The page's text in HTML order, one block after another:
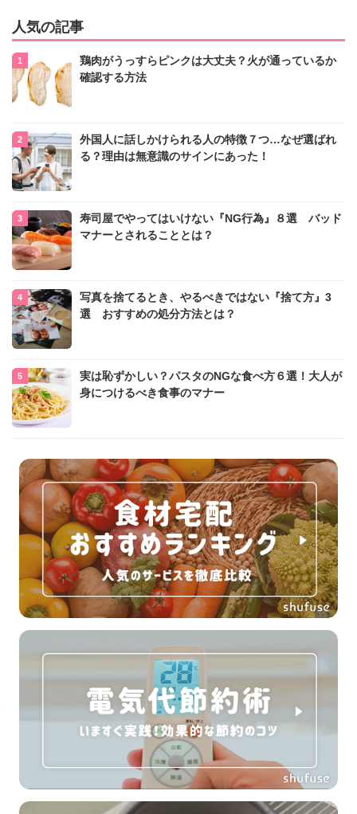
人気の記事
鶏肉がうっすらピンクは大丈夫？火が通っているか
確認する方法
外国人に話しかけられる人の特徴７つ…なぜ選ばれ
る？理由は無意識のサインにあった！
寿司屋でやってはいけない『NG行為』８選 バッド
マナーとされることとは？
写真を捨てるとき、やるべきではない『捨て方』3
選 おすすめの処分方法とは？
実は恥ずかしい？パスタのNGな食べ方６選！大人が
身につけるべき食事のマナー